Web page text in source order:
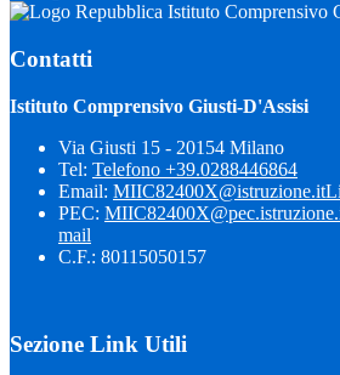
Istituto Comprensivo
Contatti
Istituto Comprensivo Giusti-D'Assisi
Via Giusti 15 - 20154 Milano
Tel: Telefono +39.0288446864
Email: MIIC82400X@istruzione.it
PEC:
mail
C.F.: 80115050157
Sezione Link Utili